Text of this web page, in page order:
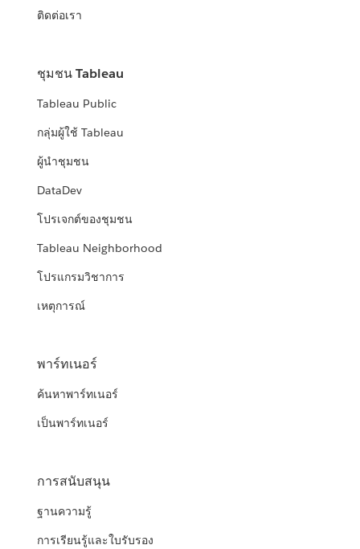
ติดต่อเรา
ชุมชน Tableau
Tableau Public
กลุ่มผู้ใช้ Tableau
ผู้นำชุมชน
DataDev
โปรเจกต์ของชุมชน
Tableau Neighborhood
โปรแกรมวิชาการ
เหตุการณ์
พาร์ทเนอร์
ค้นหาพาร์ทเนอร์
เป็นพาร์ทเนอร์
การสนับสนุน
ฐานความรู้
การเรียนรู้และใบรับรอง